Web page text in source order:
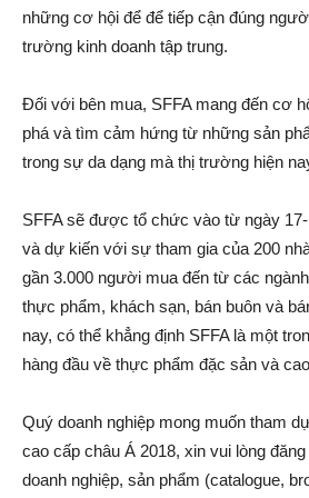
những cơ hội để để tiếp cận đúng
trường kinh doanh tập trung.
Đối với bên mua, SFFA mang đến cơ
phá và tìm cảm hứng từ những sản
trong sự da dạng mà thị trường hiện
SFFA sẽ được tổ chức vào từ ngày
và dự kiến với sự tham gia của 200
gần 3.000 người mua đến từ các
thực phẩm, khách sạn, bán buôn và
nay, có thể khẳng định SFFA là một
hàng đầu về thực phẩm đặc sản và
Quý doanh nghiệp mong muốn tham
cao cấp châu Á 2018, xin vui lòng
doanh nghiệp, sản phẩm (catalogue,